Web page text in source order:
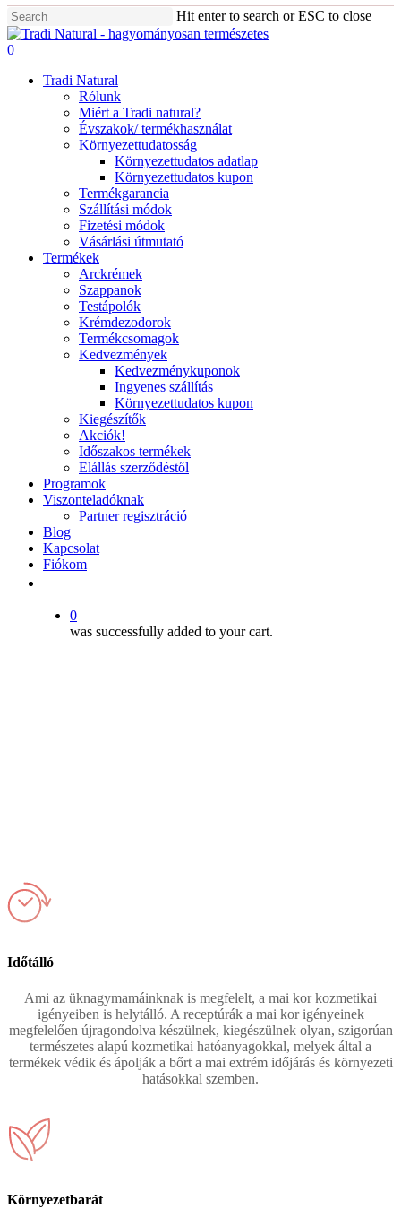
Skip
to
main
Hit enter to search or ESC to close
Close
Search
0
Tradi Natural
Rólunk
Miért a Tradi natural?
Évszakok/ termékhasználat
Környezettudatosság
Környezettudatos adatlap
Környezettudatos kupon
Termékgarancia
Szállítási módok
Fizetési módok
Vásárlási útmutató
Termékek
Arckrémek
Szappanok
Testápolók
Krémdezodorok
Termékcsomagok
Kedvezmények
Kedvezménykuponok
Ingyenes szállítás
Környezettudatos kupon
Kiegészítők
Akciók!
Időszakos termékek
Elállás szerződéstől
Programok
Viszonteladóknak
Partner regisztráció
Blog
Kapcsolat
Fiókom
0
was successfully added to your cart.
Időtálló
Ami az üknagymamáinknak is megfelelt, a mai kor kozmetikai
igényeiben is helytálló. A receptúrák a mai kor igényeinek
megfelelően újragondolva készülnek, kiegészülnek olyan, szigorúan
természetes alapú kozmetikai hatóanyagokkal, melyek által a
termékek védik és ápolják a bőrt a mai extrém időjárás és környezeti
hatásokkal szemben.
Környezetbarát